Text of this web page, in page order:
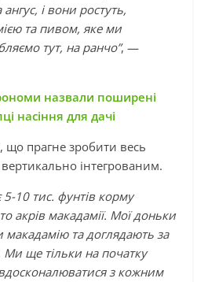
і вони ростуть,
та пивом, яке ми
тут, на ранчо”, —
назвали поширені
насіння для дачі
що прагне зробити весь
інтегрованим.
5-10 тис. фунтів корму
акрів макадамії. Мої доньки
та доглядають за
ще тільки на початку
з кожним